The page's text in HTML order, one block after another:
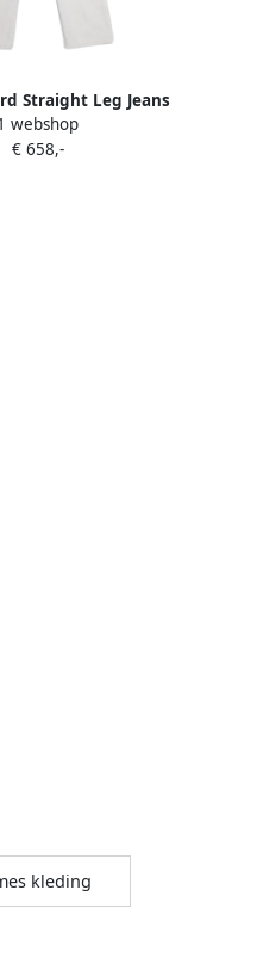
Straight Leg Jeans
Dames
webshop
€ 658,-
kleding